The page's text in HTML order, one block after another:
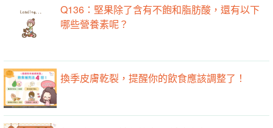
Q136：堅果除了含有不飽和脂肪酸，還有以下
哪些營養素呢？
換季皮膚乾裂，提醒你的飲食應該調整了！